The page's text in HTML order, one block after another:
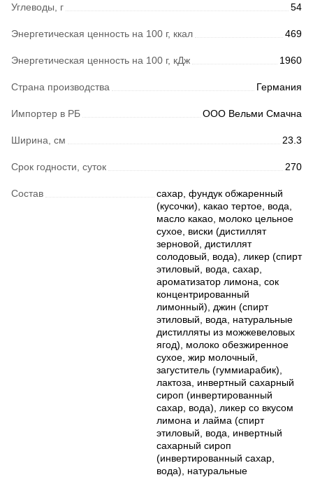
Углеводы, г 54
Энергетическая ценность на 100 г, ккал 469
Энергетическая ценность на 100 г, кДж 1960
Страна производства Германия
Импортер в РБ ООО Вельми Смачна
Ширина, см 23.3
Срок годности, суток 270
Состав
сахар, фундук обжаренный
(кусочки), какао тертое, вода,
масло какао, молоко цельное
сухое, виски (дистиллят
зерновой, дистиллят
солодовый, вода), ликер (спирт
этиловый, вода, сахар,
ароматизатор лимона, сок
концентрированный
лимонный), джин (спирт
этиловый, вода, натуральные
дистилляты из можжевеловых
ягод), молоко обезжиренное
сухое, жир молочный,
загуститель (гуммиарабик),
лактоза, инвертный сахарный
сироп (инвертированный
сахар, вода), ликер со вкусом
лимона и лайма (спирт
этиловый, вода, инвертный
сахарный сироп
(инвертированный сахар,
вода), натуральные